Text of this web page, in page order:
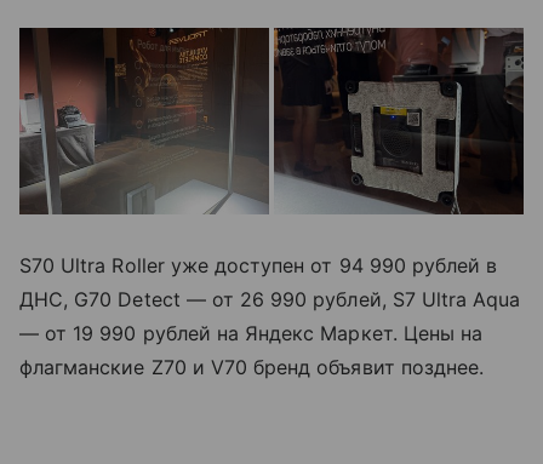
S70 Ultra Roller уже доступен от 94 990 рублей в
ДНС, G70 Detect — от 26 990 рублей, S7 Ultra Aqua
— от 19 990 рублей на Яндекс Маркет. Цены на
флагманские Z70 и V70 бренд объявит позднее.